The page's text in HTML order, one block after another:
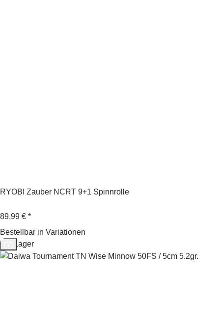
RYOBI Zauber NCRT 9+1 Spinnrolle
89,99 € *
Bestellbar in Variationen
Auf Lager